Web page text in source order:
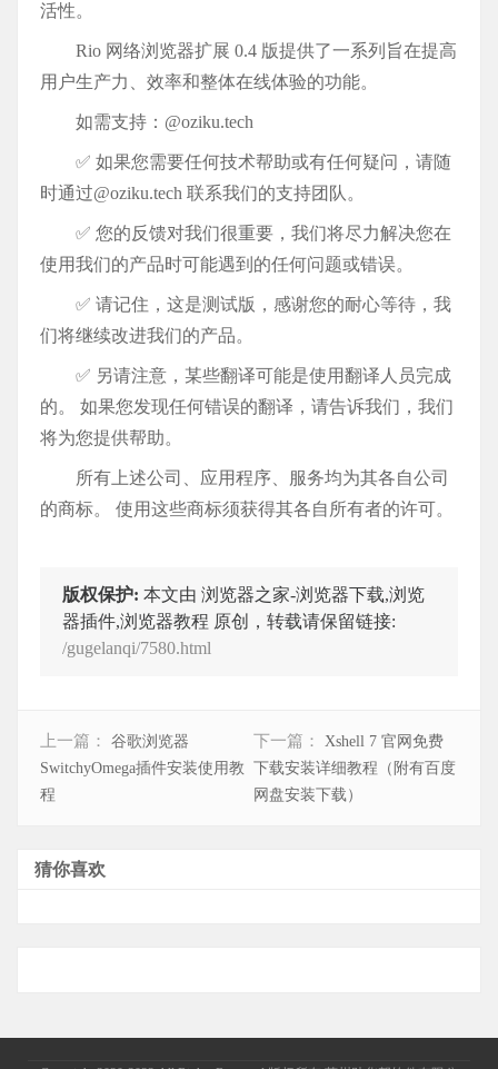
活性。
Rio 网络浏览器扩展 0.4 版提供了一系列旨在提高
用户生产力、效率和整体在线体验的功能。
如需支持：@oziku.tech
✅ 如果您需要任何技术帮助或有任何疑问，请随
时通过@oziku.tech 联系我们的支持团队。
✅ 您的反馈对我们很重要，我们将尽力解决您在
使用我们的产品时可能遇到的任何问题或错误。
✅ 请记住，这是测试版，感谢您的耐心等待，我
们将继续改进我们的产品。
✅ 另请注意，某些翻译可能是使用翻译人员完成
的。 如果您发现任何错误的翻译，请告诉我们，我们
将为您提供帮助。
所有上述公司、应用程序、服务均为其各自公司
的商标。 使用这些商标须获得其各自所有者的许可。
版权保护: 本文由 浏览器之家-浏览器下载,浏览
器插件,浏览器教程 原创，转载请保留链接:
/gugelanqi/7580.html
上一篇： 谷歌浏览器
SwitchyOmega插件安装使用教
程
下一篇： Xshell 7 官网免费
下载安装详细教程（附有百度
网盘安装下载）
猜你喜欢